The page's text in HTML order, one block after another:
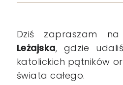
Dziś zapraszam
Leżajska, gdzie
katolickich pątników
świata całego.